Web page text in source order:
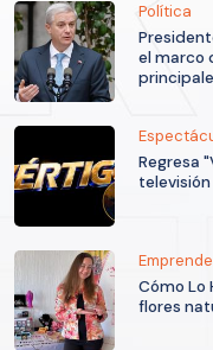
Política
el marco
Regresa
Cómo Lo
flores